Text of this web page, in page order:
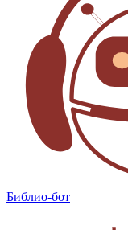
Библио-бот